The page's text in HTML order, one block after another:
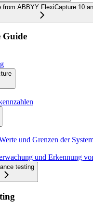
from ABBYY FlexiCapture 10
Guide
und Grenzen der
und Erkennung
testing